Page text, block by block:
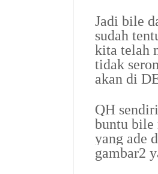
Jadi bile
sudah
kita telah
tidak
akan di
QH
buntu bile
yang ade
gambar2